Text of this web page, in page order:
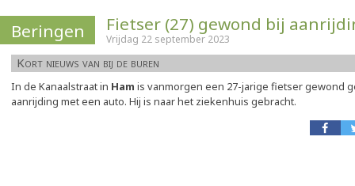
Beringen Fietser (27) gewond bij
Vrijdag 22 september 2023
Kort nieuws van bij de buren
In de Kanaalstraat in Ham is vanmorgen een 27-jarige fietser gewond
aanrijding met een auto. Hij is naar het ziekenhuis gebracht.